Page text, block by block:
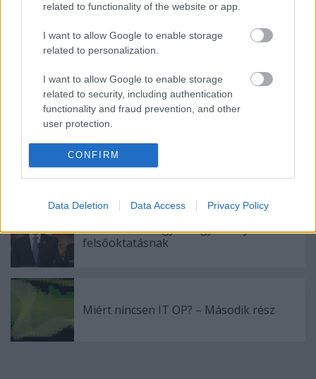
related to functionality of the website or app.
I want to allow Google to enable storage
related to personalization.
I want to allow Google to enable storage
related to security, including authentication
functionality and fraud prevention, and other
user protection.
CONFIRM
Data Deletion Data Access Privacy Policy
Nagyadatos remények a rendelőben
Termeljünk tudást és éljünk jól!
Jelek a múltból
Obama nekimegy a hagyományos
felsőoktatásnak
Miért nincsen IT OP? – Második rész